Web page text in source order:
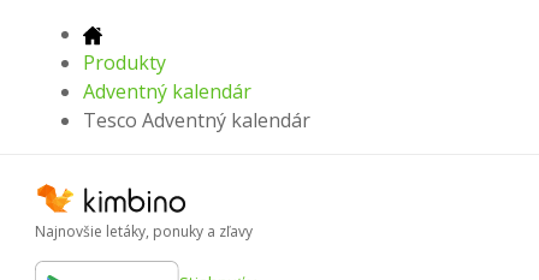
Produkty
Adventný kalendár
Tesco Adventný kalendár
Najnovšie letáky, ponuky a zľavy